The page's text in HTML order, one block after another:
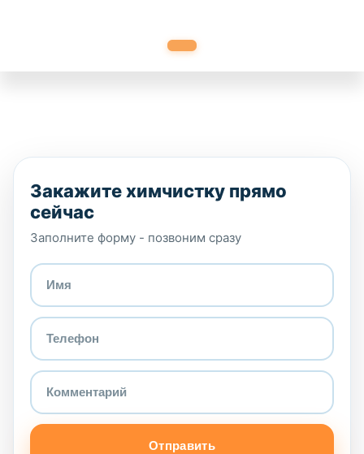
Закажите химчистку прямо
сейчас
Заполните форму - позвоним сразу
Отправить